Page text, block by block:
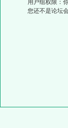
用户组权限：
您还不是论坛